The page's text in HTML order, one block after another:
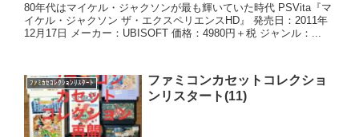
80年代はマイケル・ジャクソンが最も輝いていた時代 PSVita『マ
イケル・ジャクソン ザ・エクスペリエンスHD』 発売日：2011年
12月17日 メーカー：UBISOFT 価格：4980円＋税 ジャンル：...
ﾌｧﾐｶｾｺﾚｸｼｮﾝﾘｽﾀｰﾄ
ファミコンカセットコレクショ
ンリスタート(11)